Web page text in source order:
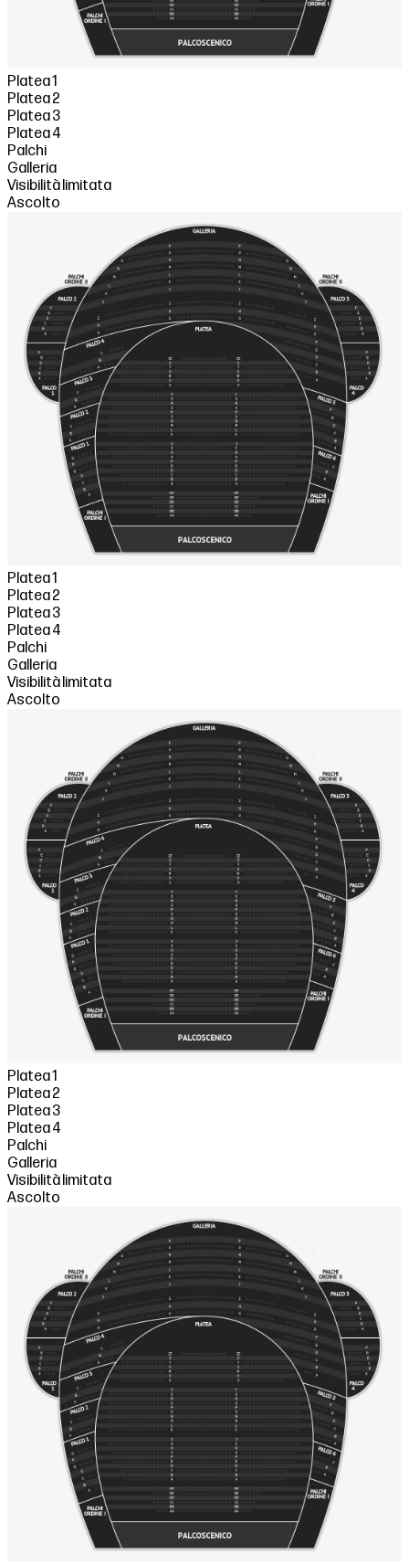
Platea 1
Platea 2
Platea 3
Platea 4
Palchi
Galleria
Visibilità limitata
Ascolto
Platea 1
Platea 2
Platea 3
Platea 4
Palchi
Galleria
Visibilità limitata
Ascolto
Platea 1
Platea 2
Platea 3
Platea 4
Palchi
Galleria
Visibilità limitata
Ascolto